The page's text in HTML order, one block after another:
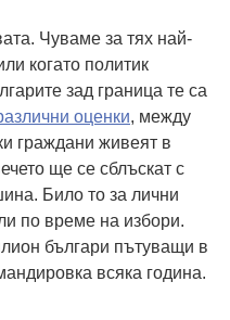
Чуваме за тях най-
когато политик
зад граница те са
оценки, между
граждани живеят в
ще се сблъскат с
Било то за лични
по време на избори.
българи пътуващи в
всяка година.